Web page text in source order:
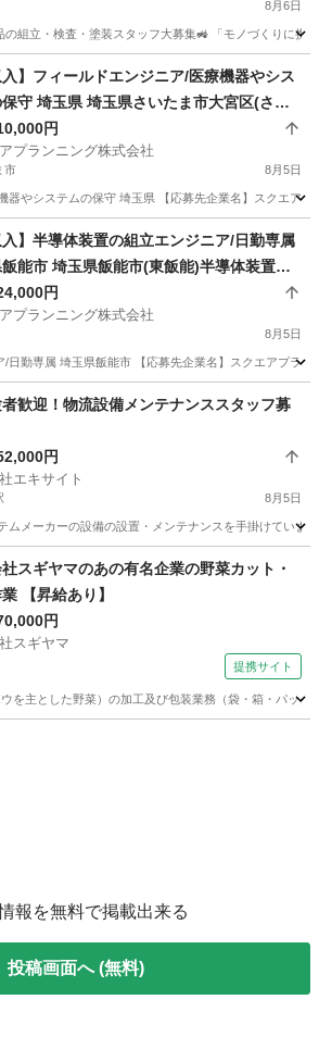
8月6日
の組立・検査・塗装スタッフ大募集🚜 「モノづくりに
入】フィールドエンジニア/医療機器やシス
たま市大宮区(さい
心)フィールドエンジニア
円
プランニング株式会社
市 8月5日
器やシステムの保守 埼玉県 【応募先企業名】スクエア
の他 業務
入】半導体装置の組立エンジニア/日勤専属
能市 埼玉県飯能市(東飯能)半導体装置の
ジニア/日勤専属
円
プランニング株式会社
8月5日
日勤専属 埼玉県飯能市 【応募先企業名】スクエアプラ
社員
歓迎！物流設備メンテナンススタッフ募
円
エキサイト
8月5日
ムメーカーの設備の設置・メンテナンスを手掛けてい
駅 機械 未経験
スギヤマのあの有名企業の野菜カット・
【昇給あり】
円
スギヤマ
提携サイト
を主とした野菜）の加工及び包装業務（袋・箱・パッ
報を無料で掲載出来る
投稿画面へ (無料)